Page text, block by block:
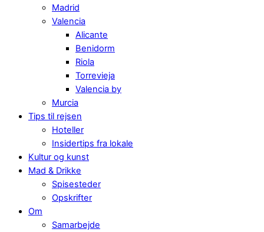
Madrid
Valencia
Alicante
Benidorm
Riola
Torrevieja
Valencia by
Murcia
Tips til rejsen
Hoteller
Insidertips fra lokale
Kultur og kunst
Mad & Drikke
Spisesteder
Opskrifter
Om
Samarbejde